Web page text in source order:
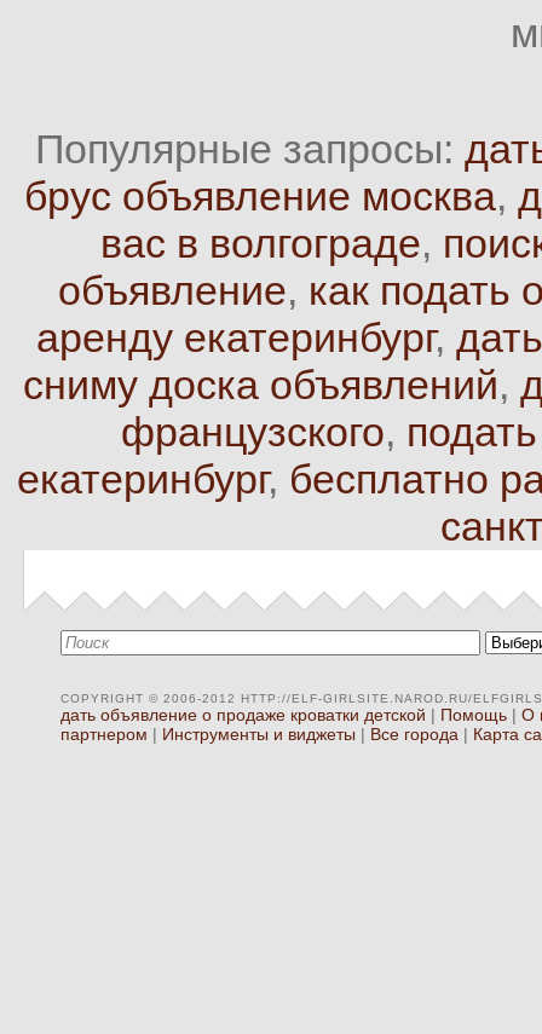
Популярные запросы:
брус объявление москва,
вас в волгограде,
объявление, как подать
аренду екатеринбург,
сниму доска объявлений,
французского,
екатеринбург, бесплатно
COPYRIGHT © 2006-2012 HTTP://ELF-GIRLSITE.NAROD.RU/
дать объявление о продаже кроватки детской | Помощь | О
партнером | Инструменты и виджеты | Все города | Карта